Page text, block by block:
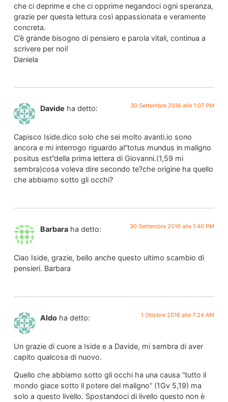
che ci deprime e che ci opprime negandoci ogni speranza,
grazie per questa lettura così appassionata e veramente
concreta.
C’è grande bisogno di pensiero e parola vitali, continua a
scrivere per noi!
Daniela
Davide ha detto: 30 Settembre 2016 alle 1:07 PM
Capisco Iside.dico solo che sei molto avanti.io sono
ancora e mi interrogo riguardo al”totus mundus in maligno
positus est”della prima lettera di Giovanni.(1,59 mi
sembra)cosa voleva dire secondo te?che origine ha quello
che abbiamo sotto gli occhi?
Barbara ha detto: 30 Settembre 2016 alle 1:40 PM
Ciao Iside, grazie, bello anche questo ultimo scambio di
pensieri. Barbara
Aldo ha detto: 1 Ottobre 2016 alle 7:24 AM
Un grazie di cuore a Iside e a Davide, mi sembra di aver
capito qualcosa di nuovo.
Quello che abbiamo sotto gli occhi ha una causa “tutto il
mondo giace sotto il potere del maligno” (1Gv 5,19) ma
solo a questo livello. Spostandoci di livello questo non è